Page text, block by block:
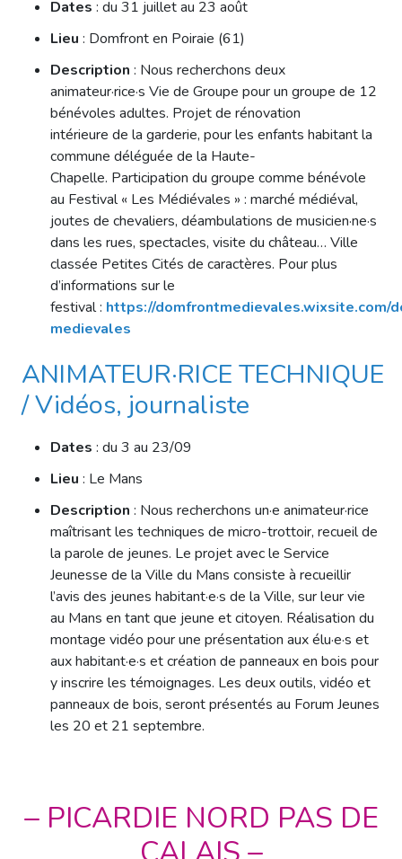
Dates : du 31 juillet au 23 août
Lieu : Domfront en Poiraie (61)
Description : Nous recherchons deux
animateur·rice·s Vie de Groupe pour un groupe de 12
bénévoles adultes. Projet de rénovation
intérieure de la garderie, pour les enfants habitant la
commune déléguée de la Haute-
Chapelle. Participation du groupe comme bénévole
au Festival « Les Médiévales » : marché médiéval,
joutes de chevaliers, déambulations de musicien·ne·s
dans les rues, spectacles, visite du château… Ville
classée Petites Cités de caractères. Pour plus
d’informations sur le
festival : https://domfrontmedievales.wixsite.com/
medievales​
ANIMATEUR·RICE TECHNIQUE
/ Vidéos, journaliste
Dates : du 3 au 23/09
Lieu : Le Mans
Description : Nous recherchons un·e animateur·rice
maîtrisant les techniques de micro-trottoir, recueil de
la parole de jeunes. Le projet avec le Service
Jeunesse de la Ville du Mans consiste à recueillir
l’avis des jeunes habitant·e·s de la Ville, sur leur vie
au Mans en tant que jeune et citoyen. Réalisation du
montage vidéo pour une présentation aux élu·e·s et
aux habitant·e·s et création de panneaux en bois pour
y inscrire les témoignages. Les deux outils, vidéo et
panneaux de bois, seront présentés au Forum Jeunes
les 20 et 21 septembre.
– PICARDIE NORD PAS DE